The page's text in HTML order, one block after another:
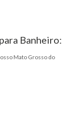
Banheiro:
Mato Grosso do